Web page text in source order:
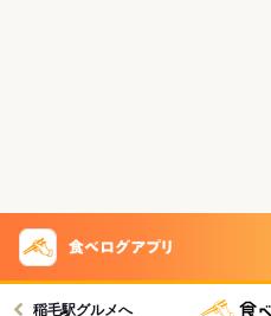
稲毛駅グルメへ